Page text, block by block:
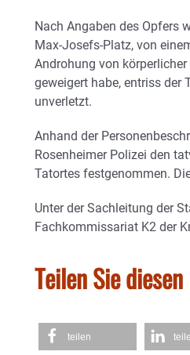
Nach Angaben des Opfers
Max-Josefs-Platz, von
Androhung von
geweigert habe, entriss der
unverletzt.
Anhand der
Rosenheimer Polizei den
Tatortes festgenommen.
Unter der Sachleitung der
Fachkommissariat K2 der
Teilen Sie
teilen